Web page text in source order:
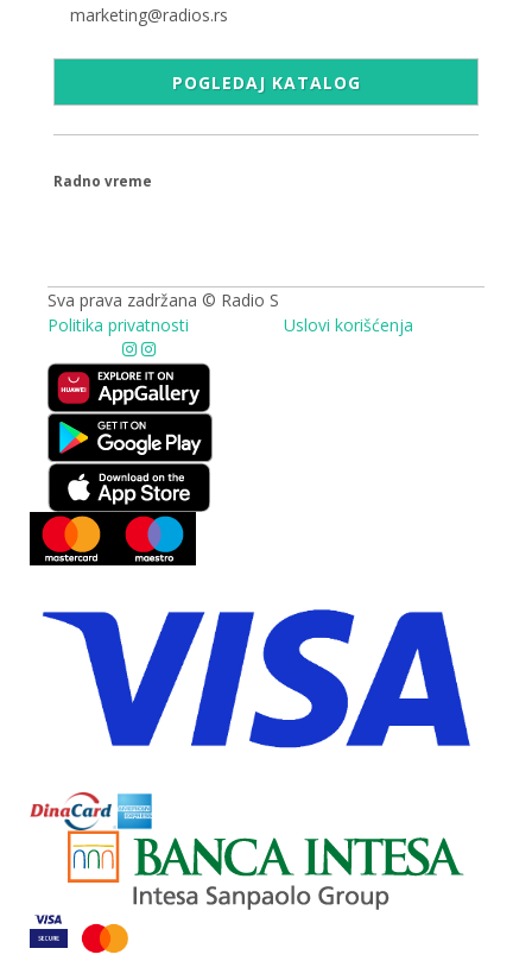
marketing@radios.rs
POGLEDAJ KATALOG
Radno vreme
Sva prava zadržana © Radio S
Politika privatnosti
Uslovi korišćenja